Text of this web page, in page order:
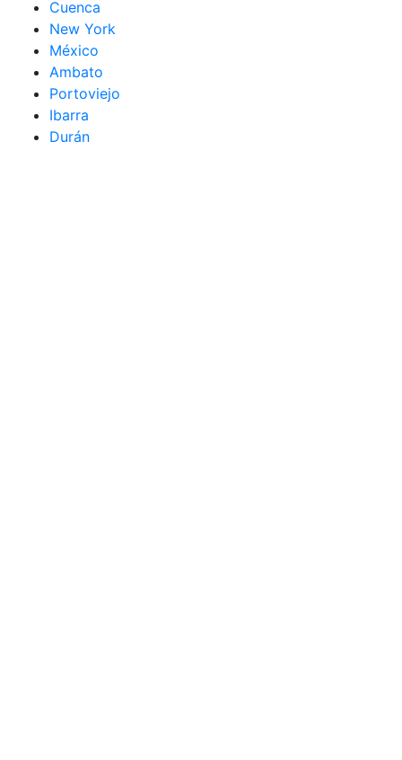
Cuenca
New York
México
Ambato
Portoviejo
Ibarra
Durán